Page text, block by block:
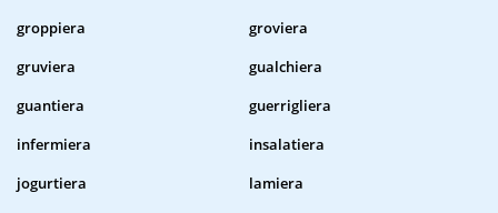
groppiera
groviera
gruviera
gualchiera
guantiera
guerrigliera
infermiera
insalatiera
jogurtiera
lamiera